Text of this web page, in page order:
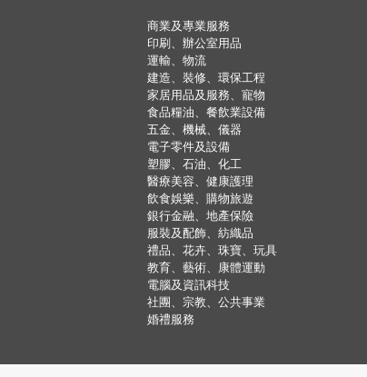
商業及專業服務
印刷、辦公室用品
運輸、物流
建造、裝修、環保工程
家居用品及服務、寵物
食品糧油、餐飲業設備
五金、機械、儀器
電子零件及設備
塑膠、石油、化工
醫療美容、健康護理
飲食娛樂、購物旅遊
銀行金融、地產保險
服裝及配飾、紡織品
禮品、花卉、珠寶、玩具
教育、藝術、康體運動
電腦及資訊科技
社團、宗教、公共事業
婚禮服務